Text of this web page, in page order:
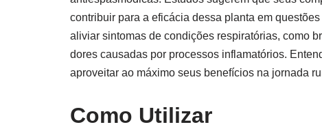
contribuir para a eficácia dessa planta em
aliviar sintomas de condições respiratórias, como
dores causadas por processos inflamatórios.
aproveitar ao máximo seus benefícios na jornada
Como Utilizar